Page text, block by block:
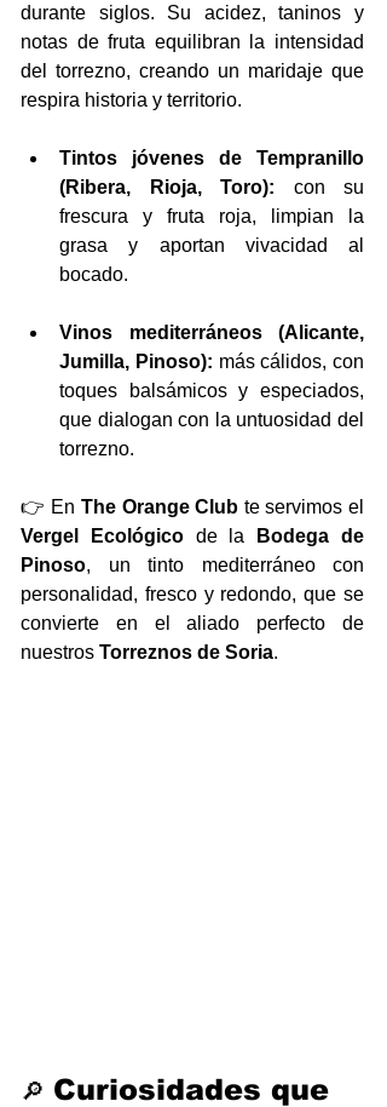
durante siglos. Su acidez, taninos y
notas de fruta equilibran la intensidad
del torrezno, creando un maridaje que
respira historia y territorio.
Tintos jóvenes de Tempranillo
(Ribera, Rioja, Toro): con su
frescura y fruta roja, limpian la
grasa y aportan vivacidad al
bocado.
Vinos mediterráneos (Alicante,
Jumilla, Pinoso): más cálidos, con
toques balsámicos y especiados,
que dialogan con la untuosidad del
torrezno.
👉 En The Orange Club
Vergel Ecológico de la
Bodega de
Pinoso, un tinto mediterráneo con
personalidad, fresco y redondo, que se
convierte en el aliado perfecto de
nuestros Torreznos de Soria.
🔎 Curiosidades que